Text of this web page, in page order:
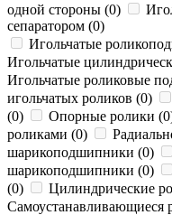
одной стороны (0)
сепаратором (0)
Игольчатые
Игольчатые
Игольчатые роликовые
игольчатых роликов (0)
(0) Опорные ролики (0
роликами (0)
шарикоподшипники (0)
шарикоподшипники (0)
(0) Цилиндрические
Самоустанавливающиеся